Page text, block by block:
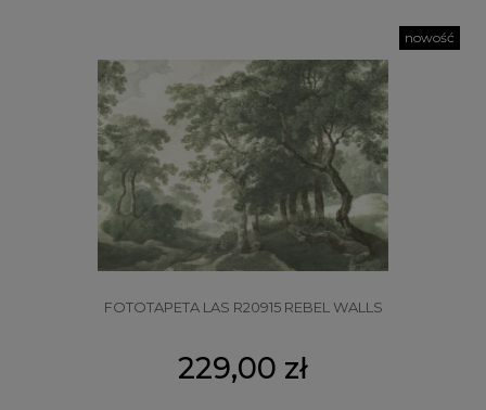
FOTOTAPETA LAS R20915 REBEL WALLS
229,00 zł
nowość